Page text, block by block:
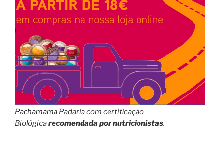
Pachamama Padaria com certificação
Biológicarecomendada por nutricionistas.